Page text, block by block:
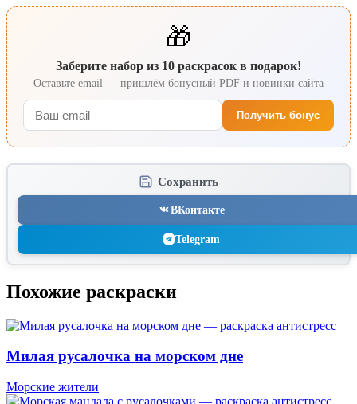
🎁
Заберите набор из 10 раскрасок в подарок!
Оставьте email — пришлём бонусный PDF и новинки сайта
Получить бонус
Сохранить
ВКонтакте
Telegram
Похожие раскраски
Милая русалочка на морском дне
Морские жители